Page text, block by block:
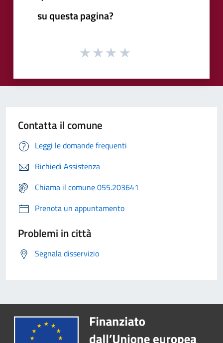
su questa pagina?
Contatta il comune
Leggi le domande frequenti
Richiedi Assistenza
Chiama il comune 055.203641
Prenota un appuntamento
Problemi in città
Segnala disservizio